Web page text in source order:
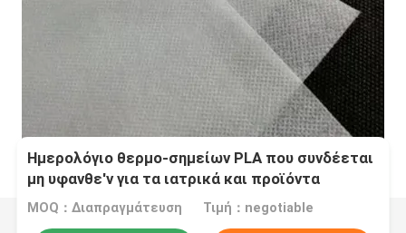
Ημερολόγιο θερμο-σημείων PLA που συνδέεται
μη υφανθε'ν για τα ιατρικά και προϊόντα
υγιεινής
MOQ：Διαπραγμάτευση Τιμή：negotiable